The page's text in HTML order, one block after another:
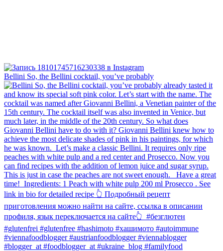
Bellini⁠ So, the Bellini cocktail, you’ve probably